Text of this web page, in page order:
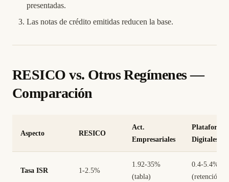
presentadas.
Las notas de crédito emitidas reducen la base.
RESICO vs. Otros Regímenes —
Comparación
Aspecto RESICO
Act.
Empresariales
Plataformas
Digitales
Tasa ISR 1-2.5%
1.92-35%
(tabla)
0.4-5.4%
(retención)